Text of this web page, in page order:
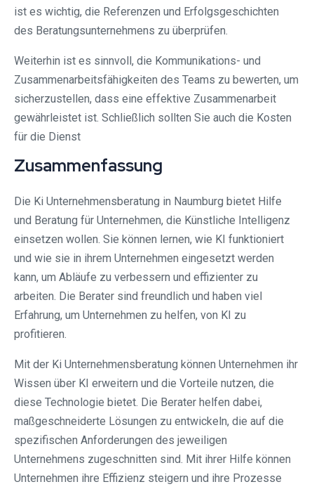
ist es wichtig, die Referenzen und Erfolgsgeschichten
des Beratungsunternehmens zu überprüfen.
Weiterhin ist es sinnvoll, die Kommunikations- und
Zusammenarbeitsfähigkeiten des Teams zu bewerten, um
sicherzustellen, dass eine effektive Zusammenarbeit
gewährleistet ist. Schließlich sollten Sie auch die Kosten
für die Dienst
Zusammenfassung
Die Ki Unternehmensberatung in Naumburg bietet Hilfe
und Beratung für Unternehmen, die Künstliche Intelligenz
einsetzen wollen. Sie können lernen, wie KI funktioniert
und wie sie in ihrem Unternehmen eingesetzt werden
kann, um Abläufe zu verbessern und effizienter zu
arbeiten. Die Berater sind freundlich und haben viel
Erfahrung, um Unternehmen zu helfen, von KI zu
profitieren.
Mit der Ki Unternehmensberatung können Unternehmen ihr
Wissen über KI erweitern und die Vorteile nutzen, die
diese Technologie bietet. Die Berater helfen dabei,
maßgeschneiderte Lösungen zu entwickeln, die auf die
spezifischen Anforderungen des jeweiligen
Unternehmens zugeschnitten sind. Mit ihrer Hilfe können
Unternehmen ihre Effizienz steigern und ihre Prozesse